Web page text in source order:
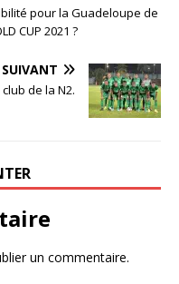
pour la Guadeloupe de
CUP 2021 ?
SUIVANT
club de la N2.
un commentaire.